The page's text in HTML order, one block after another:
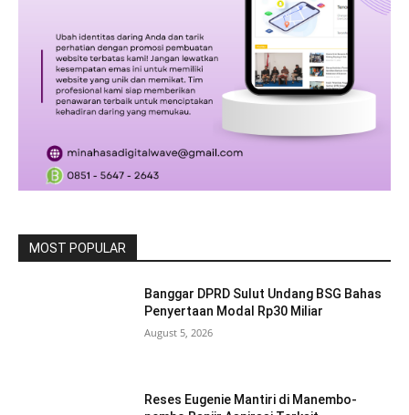
MOST POPULAR
Banggar DPRD Sulut Undang BSG Bahas
Penyertaan Modal Rp30 Miliar
August 5, 2026
Reses Eugenie Mantiri di Manembo-